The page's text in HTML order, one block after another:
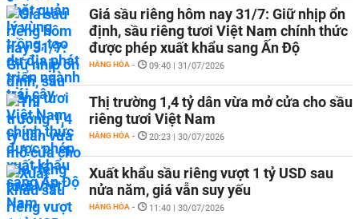
Giá sầu riêng hôm nay 31/7: Giữ nhịp ổn
định, sầu riêng tươi Việt Nam chính thức
được phép xuất khẩu sang Ấn Độ
HÀNG HÓA - 09:40 | 31/07/2026
Thị trường 1,4 tỷ dân vừa mở cửa cho sầu
riêng tươi Việt Nam
HÀNG HÓA - 20:23 | 30/07/2026
Xuất khẩu sầu riêng vượt 1 tỷ USD sau
nửa năm, giá vẫn suy yếu
HÀNG HÓA - 11:40 | 30/07/2026